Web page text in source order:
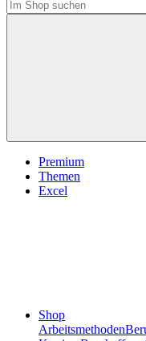
Premium
Themen
Excel
Shop
Arbeitsmethoden